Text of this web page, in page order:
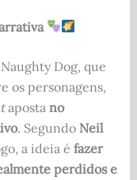
Dog, que
os personagens,
aposta no
. Segundo Neil
a ideia é fazer
perdidos e